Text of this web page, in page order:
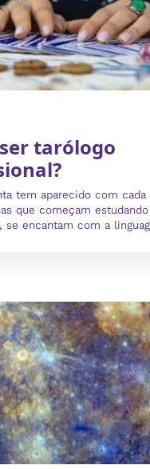
tarólogo
tem aparecido com
que começam
se encantam com a